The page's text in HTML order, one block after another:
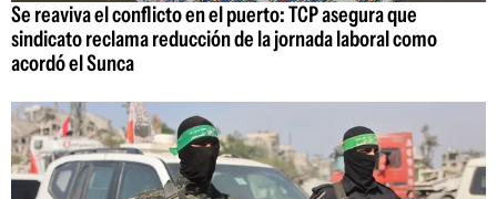
Se reaviva el conflicto en el puerto: TCP asegura que
sindicato reclama reducción de la jornada laboral como
acordó el Sunca